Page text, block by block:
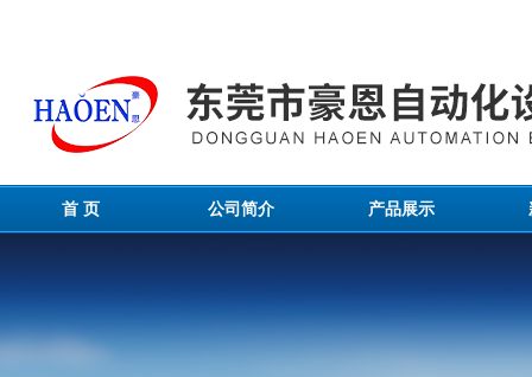
首 页 公司简介 产品展示